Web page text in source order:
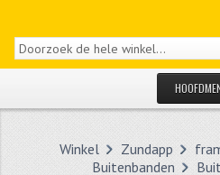
Winkel Zundapp
Buitenbanden